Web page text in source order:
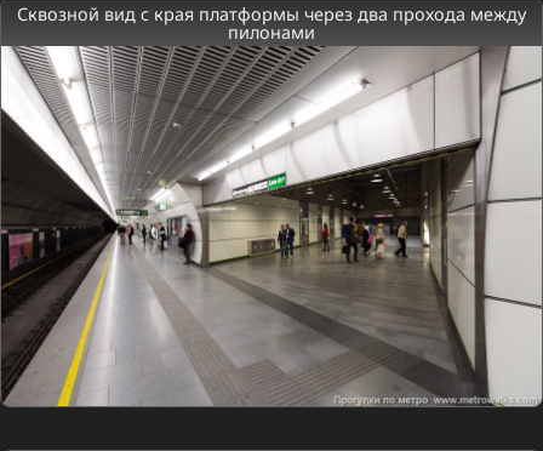
Сквозной вид с края платформы через два прохода между
пилонами